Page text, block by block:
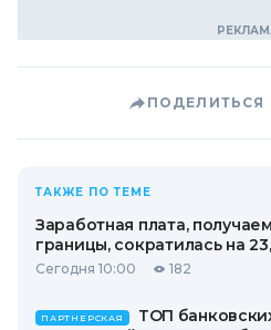
ТАКЖЕ ПО ТЕМЕ
Заработная плата,
границы, сократилась на
Сегодня 10:00 182
ПАРТНЕРСКАЯ
ТОП